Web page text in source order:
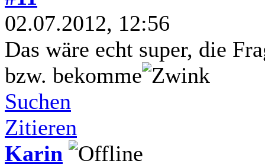
02.07.2012, 12:56
Das wäre echt super, die
bzw. bekomme
Suchen
Zitieren
Karin